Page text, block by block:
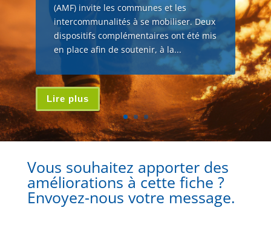
(AMF) invite les communes et les
intercommunalités à se mobiliser. Deux
dispositifs complémentaires ont été mis
en place afin de soutenir, à la...
Lire plus
Vous souhaitez apporter des
améliorations à cette fiche ?
Envoyez-nous votre message.